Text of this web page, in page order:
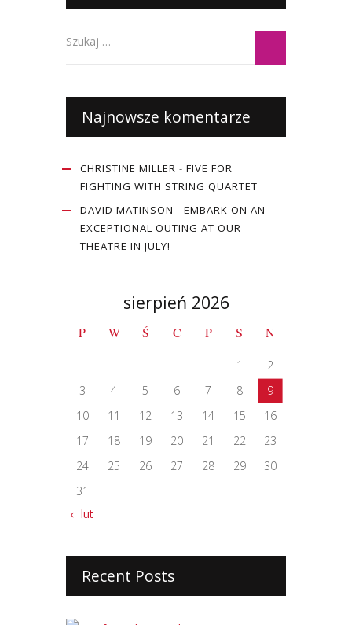
Najnowsze komentarze
CHRISTINE MILLER -FIVE FOR
FIGHTING WITH STRING QUARTET
DAVID MATINSON -EMBARK ON AN
EXCEPTIONAL OUTING AT OUR
THEATRE IN JULY!
sierpień 2026
P W Ś C P S N
1
2
3
4 5 6 7 8
9
10
11 12 13 14 15
16
17
18 19 20 21 22
23
24
25 26 27 28 29
30
31
« lut
Recent Posts